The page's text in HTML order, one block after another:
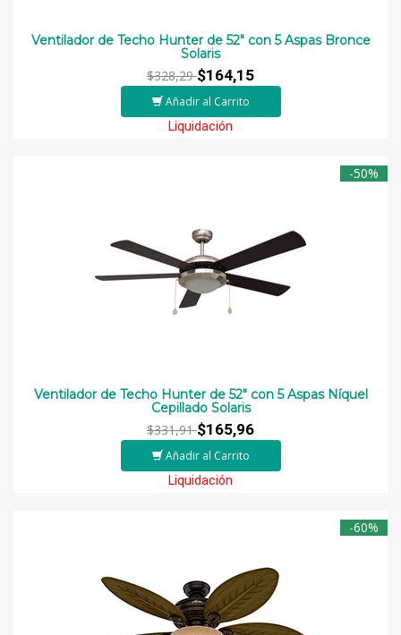
Ventilador de Techo Hunter de 52" con 5 Aspas Bronce
Solaris
$328,29$164,15
Añadir al Carrito
Liquidación
-50%
Ventilador de Techo Hunter de 52" con 5 Aspas Níquel
Cepillado Solaris
$331,91$165,96
Añadir al Carrito
Liquidación
-60%